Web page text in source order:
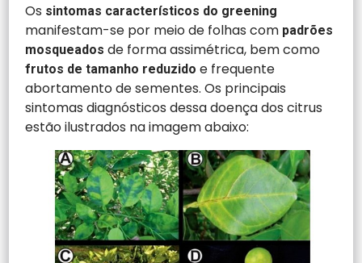
Os sintomas característicos do greening
manifestam-se por meio de folhas com padrões
mosqueadosde forma assimétrica, bem como
frutos de tamanho reduzido e frequente
abortamento de sementes. Os principais
sintomas diagnósticos dessa doença dos citrus
estão ilustrados na imagem abaixo: